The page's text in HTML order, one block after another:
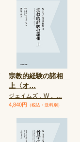
宗教的経験の諸相
上〈オ…
ジェイムズ，W． …
4,840円 （税込・送料別）